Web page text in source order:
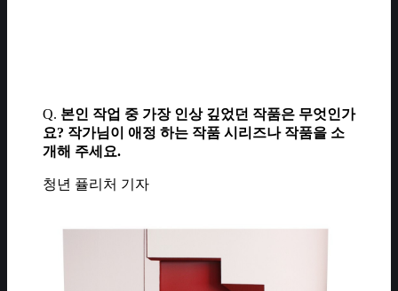
Q. 본인 작업 중 가장 인상 깊었던 작품은 무엇인가
요? 작가님이 애정 하는 작품 시리즈나 작품을 소
개해 주세요.
청년 퓰리처 기자